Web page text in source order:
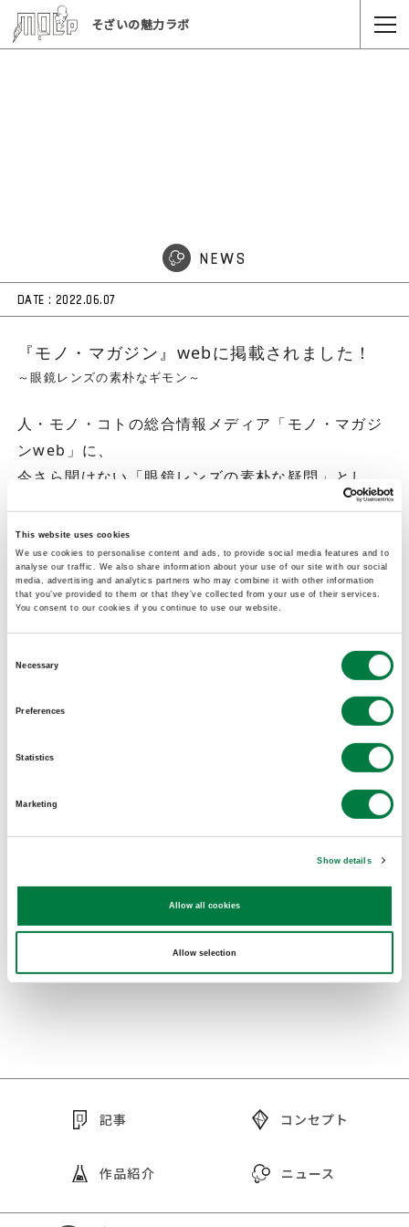
This website uses cookies
We use cookies to personalise content and ads, to provide social media features and to
analyse our traffic. We also share information about your use of our site with our social
media, advertising and analytics partners who may combine it with other information
that you’ve provided to them or that they’ve collected from your use of their services.
You consent to our cookies if you continue to use our website.
Necessary
Preferences
Statistics
Marketing
Show details
Allow all cookies
Allow selection
そざいの魅力ラボ
NEWS
DATE :2022.06.07
『モノ・マガジン』webに掲載されました！
～眼鏡レンズの素朴なギモン～
人・モノ・コトの総合情報メディア「モノ・マガジ
ンweb」に、
今さら聞けない「眼鏡レンズの素朴な疑問」とし
三井化学が得意とするメガネレンズ材料をご紹介頂
きました。
MOLpでもこのメガネレンズ材料を用いて、様々な
アイデアを広げていっています。
その様子も最後に少し触れて頂いています～！
■記事リンク
眼鏡通なら知ってて当然!? 今さら聞けない「眼鏡レ
BACK TO INDEX
SHARE :
記事 コンセプト
作品紹介 ニュース